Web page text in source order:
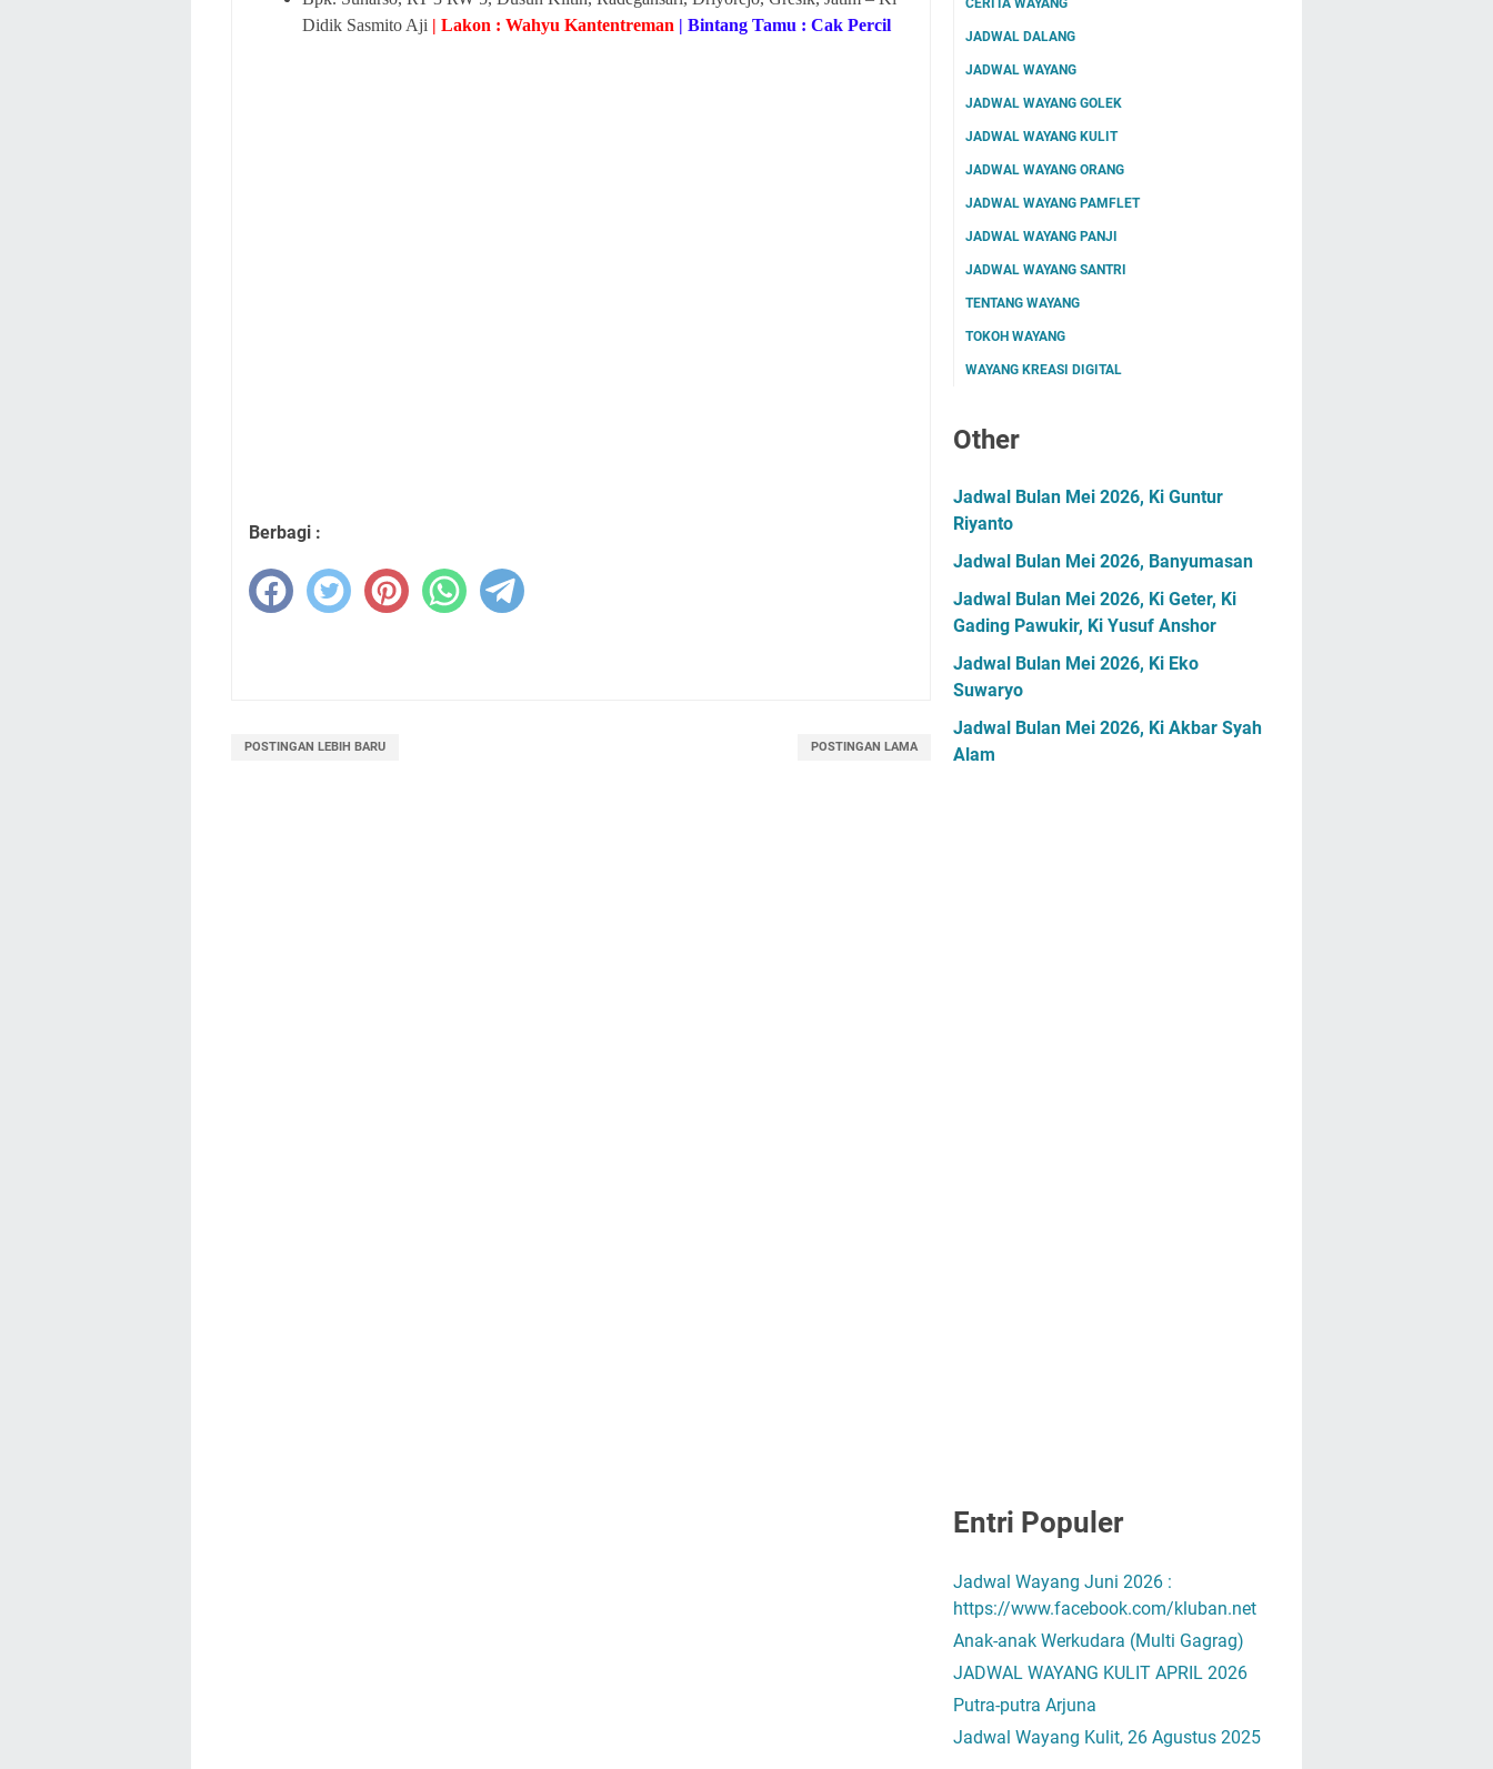
Didik Sasmito Aji | Lakon : Wahyu Kantentreman | Bintang Tamu : Cak Percil
Berbagi :
POSTINGAN LEBIH BARU POSTINGAN LAMA
CERITA WAYANG
JADWAL DALANG
JADWAL WAYANG
JADWAL WAYANG GOLEK
JADWAL WAYANG KULIT
JADWAL WAYANG ORANG
JADWAL WAYANG PAMFLET
JADWAL WAYANG PANJI
JADWAL WAYANG SANTRI
TENTANG WAYANG
TOKOH WAYANG
WAYANG KREASI DIGITAL
Other
Jadwal Bulan Mei 2026, Ki Guntur
Riyanto
Jadwal Bulan Mei 2026, Banyumasan
Jadwal Bulan Mei 2026, Ki Geter, Ki
Gading Pawukir, Ki Yusuf Anshor
Jadwal Bulan Mei 2026, Ki Eko
Suwaryo
Jadwal Bulan Mei 2026, Ki Akbar Syah
Alam
Entri Populer
Jadwal Wayang Juni 2026 :
https://www.facebook.com/kluban.net
Anak-anak Werkudara (Multi Gagrag)
JADWAL WAYANG KULIT APRIL 2026
Putra-putra Arjuna
Jadwal Wayang Kulit, 26 Agustus 2025